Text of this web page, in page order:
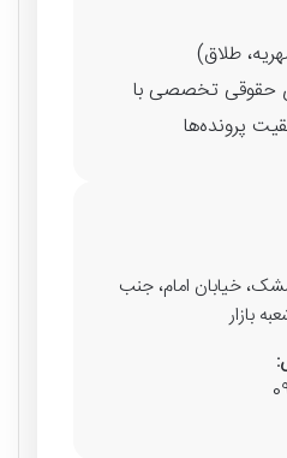
طلاق)
حقوقی تخصصی با
پرونده‌ها
خیابان امام، جنب
بازار